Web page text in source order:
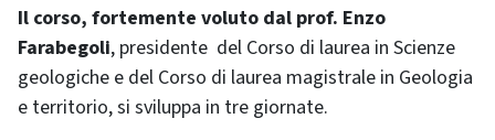
Il corso, fortemente voluto dal prof. Enzo
Farabegoli, presidente del Corso di laurea in Scienze
geologiche e del Corso di laurea magistrale in Geologia
e territorio, si sviluppa in tre giornate.